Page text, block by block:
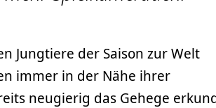
Jungtiere der Saison zur Welt
immer in der Nähe ihrer
neugierig das Gehege